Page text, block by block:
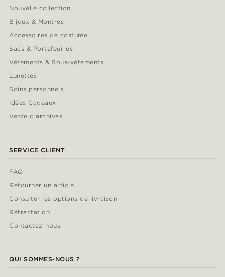
Nouvelle collection
Bijoux & Montres
Accessoires de costume
Sacs & Portefeuilles
Vêtements & Sous-vêtements
Lunettes
Soins personnels
Idées Cadeaux
Vente d'archives
SERVICE CLIENT
FAQ
Retourner un article
Consulter les options de livraison
Rétractation
Contactez-nous
QUI SOMMES-NOUS ?